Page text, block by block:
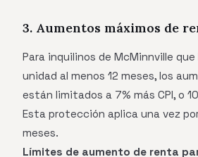
3. Aumentos máximos de
Para inquilinos de McMinnville
unidad al menos 12 meses, los
están limitados a 7% más CPI, o
Esta protección aplica una vez
meses.
Límites de aumento de renta